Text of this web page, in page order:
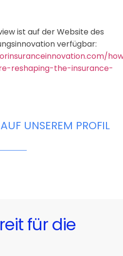
ist auf der Website des
verfügbar:
reshaping-the-insurance-
UNSEREM PROFIL
für die